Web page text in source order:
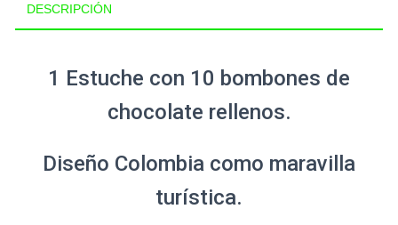
DESCRIPCIÓN
1 Estuche con 10 bombones de
chocolate rellenos.
Diseño Colombia como maravilla
turística.